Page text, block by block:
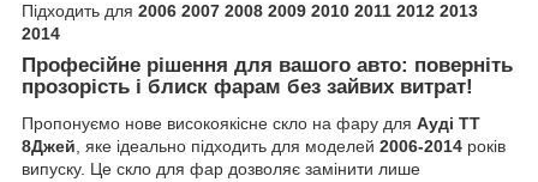
Підходить для 2006 2007 2008 2009 2010 2011 2012 2013
2014
Професійне рішення для вашого авто: поверніть
прозорість і блиск фарам без зайвих витрат!
Пропонуємо нове високоякісне скло на фару для Ауді ТТ
8Джей, яке ідеально підходить для моделей 2006-2014 років
випуску. Це скло для фар дозволяє замінити лише